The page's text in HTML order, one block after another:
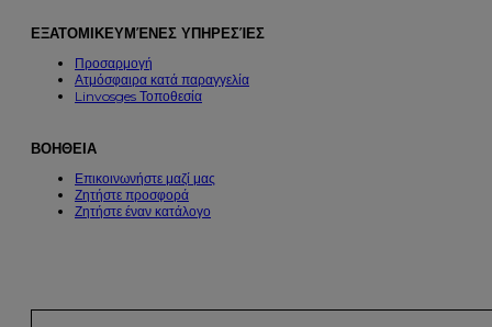
ΕΞΑΤΟΜΙΚΕΥΜΈΝΕΣ ΥΠΗΡΕΣΊΕΣ
Προσαρμογή
Ατμόσφαιρα κατά παραγγελία
Linvosges Τοποθεσία
ΒΟΗΘΕΙΑ
Επικοινωνήστε μαζί μας
Ζητήστε προσφορά
Ζητήστε έναν κατάλογο